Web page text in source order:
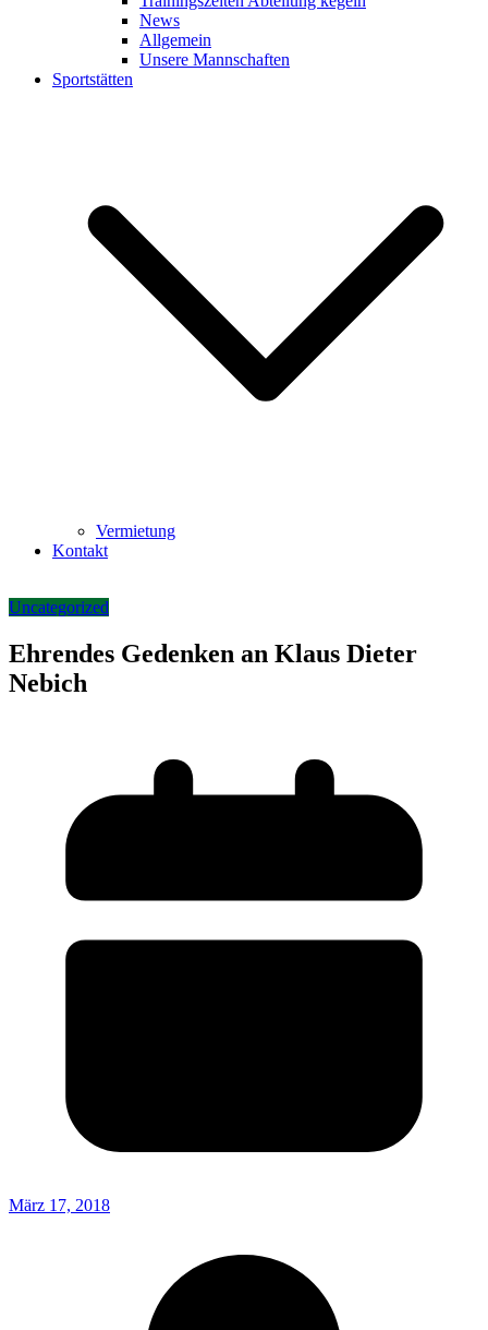
News
Allgemein
Unsere Mannschaften
Sportstätten
Vermietung
Kontakt
Uncategorized
Ehrendes Gedenken an Klaus Dieter
Nebich
März 17, 2018